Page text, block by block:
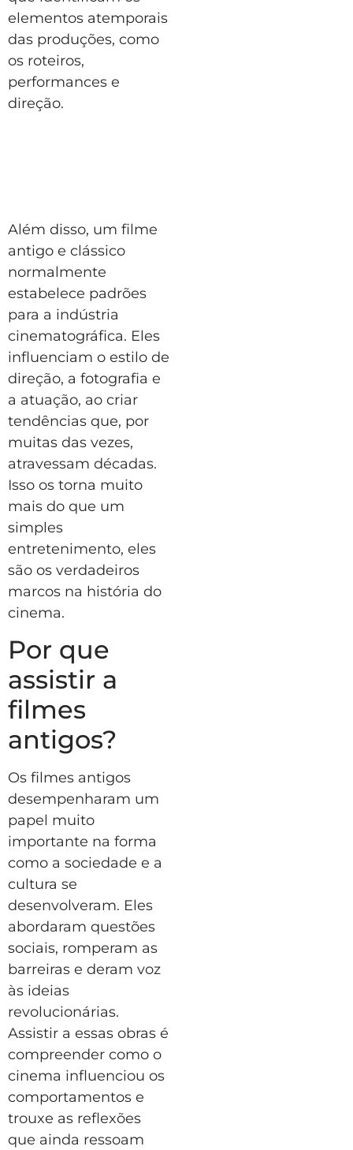
elementos atemporais
das produções, como
os roteiros,
performances e
direção.
Além disso, um filme
antigo e clássico
normalmente
estabelece padrões
para a indústria
cinematográfica. Eles
influenciam o estilo de
direção, a fotografia e
a atuação, ao criar
tendências que, por
muitas das vezes,
atravessam décadas.
Isso os torna muito
mais do que um
simples
entretenimento, eles
são os verdadeiros
marcos na história do
cinema.
Por que
assistir a
filmes
antigos?
Os filmes antigos
desempenharam um
papel muito
importante na forma
como a sociedade e a
cultura se
desenvolveram. Eles
abordaram questões
sociais, romperam as
barreiras e deram voz
às ideias
revolucionárias.
Assistir a essas obras é
compreender como o
cinema influenciou os
comportamentos e
trouxe as reflexões
que ainda ressoam